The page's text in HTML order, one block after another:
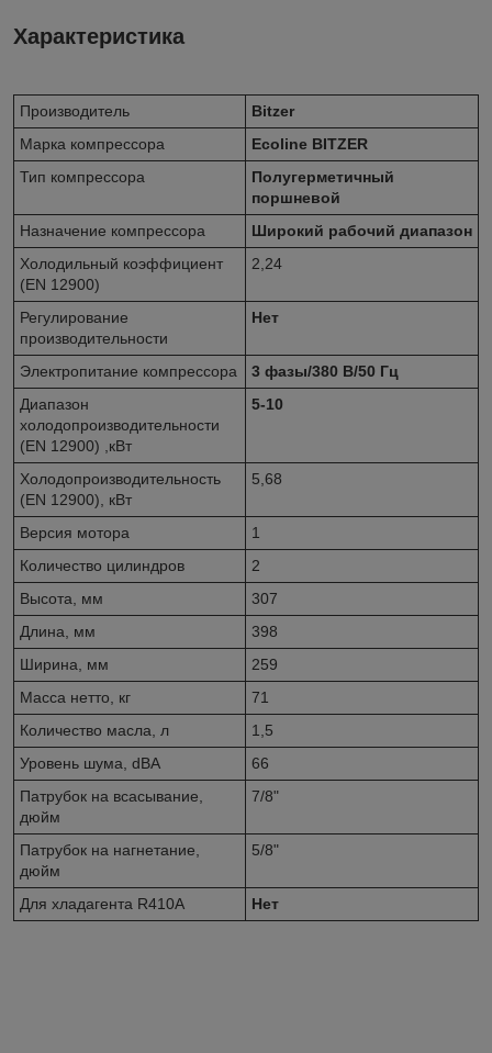
Характеристика
Производитель
Bitzer
Марка компрессора
Ecoline BITZER
Тип компрессора
Полугерметичный
поршневой
Назначение компрессора
Широкий рабочий диапазон
Холодильный коэффициент
(EN 12900)
2,24
Регулирование
производительности
Нет
Электропитание компрессора
3 фазы/380 В/50 Гц
Диапазон
холодопроизводительности
(EN 12900) ,кВт
5-10
Холодопроизводительность
(EN 12900), кВт
5,68
Версия мотора
1
Количество цилиндров
2
Высота, мм
307
Длина, мм
398
Ширина, мм
259
Масса нетто, кг
71
Количество масла, л
1,5
Уровень шума, dBA
66
Патрубок на всасывание,
дюйм
7/8"
Патрубок на нагнетание,
дюйм
5/8"
Для хладагента R410A Нет